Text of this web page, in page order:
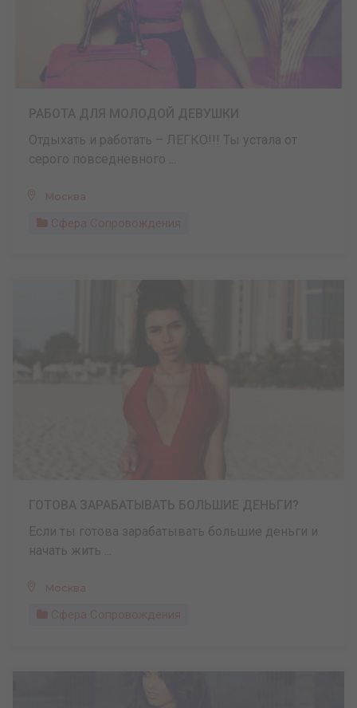
Отдыхать и работать – ЛЕГКО!!! Ты устала от
серого повседневного ...
Москва
Сфера Сопровождения
Если ты готова зарабатывать большие деньги и
начать жить ...
Москва
Сфера Сопровождения